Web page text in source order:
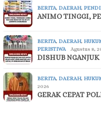
BERITA, DAERAH,
ANIMO TINGGI,
BERITA, DAERAH,
PERISTIWA
Agustus 8,
DISHUB
BERITA, DAERAH,
2026
GERAK CEPAT